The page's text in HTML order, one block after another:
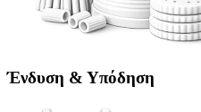
Ένδυση & Υπόδηση